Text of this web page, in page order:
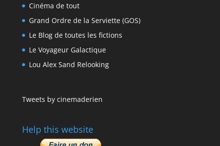
Cinéma de tout
Grand Ordre de la Serviette (GOS)
Le Blog de toutes les fictions
Le Voyageur Galactique
Lou Alex Sand Relooking
Tweets by cinemaderien
Help this website